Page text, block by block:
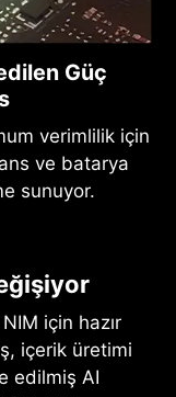
Güç
verimlilik için
ve batarya
sunuyor.
için hazır
içerik üretimi
edilmiş AI